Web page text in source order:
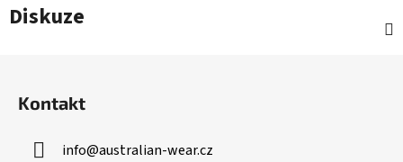
Diskuze
Kontakt
info@australian-wear.cz